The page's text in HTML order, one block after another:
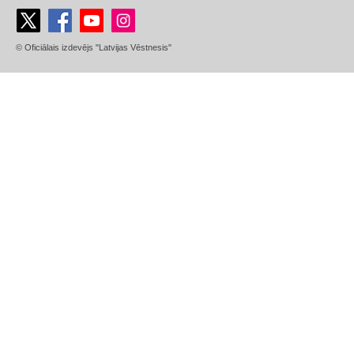
© Oficiālais izdevējs "Latvijas Vēstnesis"